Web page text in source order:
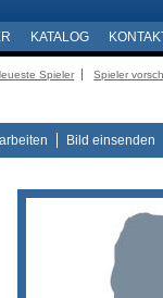
KATALOG
Spieler
Spieler
Bild einsenden